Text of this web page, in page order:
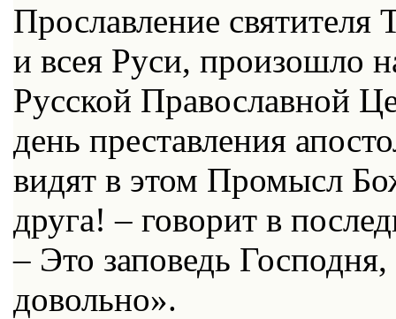
Прославление святителя
и всея Руси, произошло
Русской Православной
день преставления
видят в этом Промысл
друга! – говорит в
– Это заповедь
довольно».